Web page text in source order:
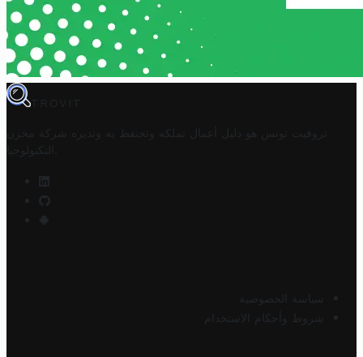
TROVIT
تروفيت تونس هو دليل أعمال تملكه وتحتفظ به وتديره
شركة مخزن
التكنولوجيا
سياسة الخصوصية
شروط وأحكام الاستخدام